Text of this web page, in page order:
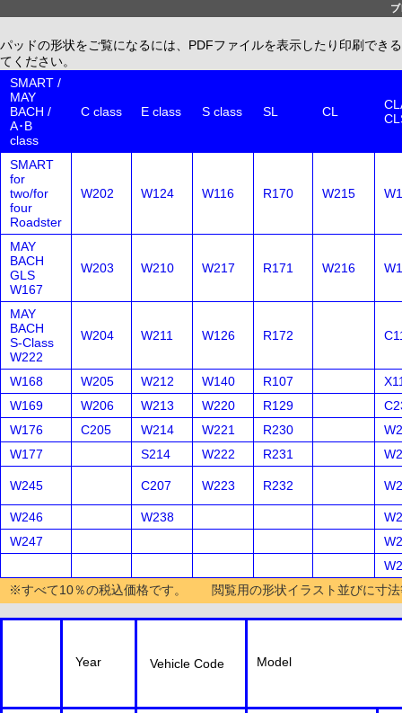
パッドの形状をご覧になるには、PDFファイルを表示したり印刷でき
てください。
SMART /
MAY
BACH /
A･B
class
C class E class S class SL CL
SMART
for
two/for
four
Roadster
W202 W124 W116 R170 W215
MAY
BACH
GLS
W167
W203 W210 W217 R171 W216
MAY
BACH
S-Class
W222
W204 W211 W126 R172
W168 W205 W212 W140 R107
W169
W206 W213 W220 R129
W176
C205 W214 W221 R230
W177
S214 W222 R231
W245 C207 W223 R232
W246 W238
W247
※すべて10％の税込価格です。 閲覧用の形状イラスト並びに寸法
Year Vehicle Code Model